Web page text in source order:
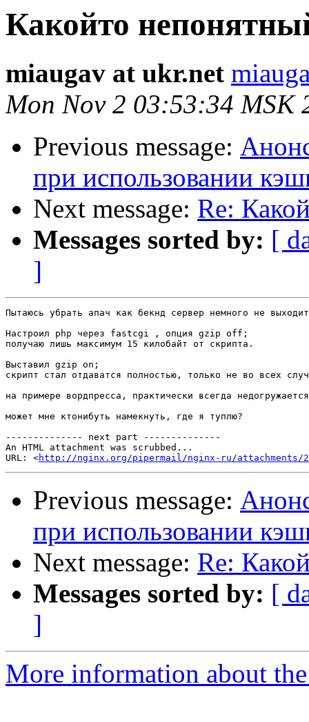
Какойто
miaugav at ukr.net
Mon Nov 2 03:53:34 MSK
Previous message:
при использовании
Next message: Re:
Messages sorted by: [
]
Пытаюсь убрать апач как бекнд сервер немного не
Настроил php через fastcgi , опция gzip off;
получаю лишь максимум 15 килобайт от скрипта.
Выставил gzip on;
скрипт стал отдаватся полностью, только не во всех
на примере вордпресса, практически всегда
может мне ктонибуть намекнуть, где я туплю?
-------------- next part --------------
An HTML attachment was scrubbed...
URL: <http://nginx.org/pipermail/nginx-ru/attachments/
Previous message:
при использовании
Next message: Re:
Messages sorted by: [
]
More information about